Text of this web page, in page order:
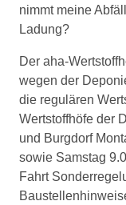
nimmt meine
Ladung?
Der aha-
wegen der
die regulären
Wertstoffhöfe der
und Burgdorf
sowie Samstag
Fahrt